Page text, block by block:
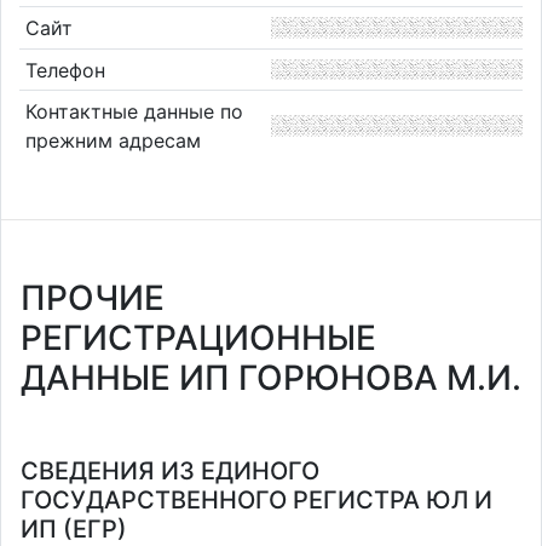
Сайт
Телефон
Контактные данные по
прежним адресам
ПРОЧИЕ
РЕГИСТРАЦИОННЫЕ
ДАННЫЕ ИП ГОРЮНОВА М.И.
СВЕДЕНИЯ ИЗ ЕДИНОГО
ГОСУДАРСТВЕННОГО РЕГИСТРА ЮЛ И
ИП (ЕГР)